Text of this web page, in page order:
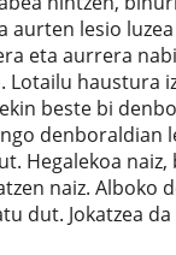
aurten lesio
eta aurrera
Lotailu haustura
beste bi
denboraldian
Hegalekoa
naiz. Alboko
dut. Jokatzea